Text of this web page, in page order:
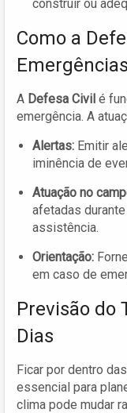
construir ou
Como a
Emergências
A Defesa Civil é
emergência. A
Alertas: Emitir
iminência de
Atuação no
afetadas
assistência.
Orientação:
em caso de
Previsão do
Dias
Ficar por dentro
essencial para
clima pode mudar